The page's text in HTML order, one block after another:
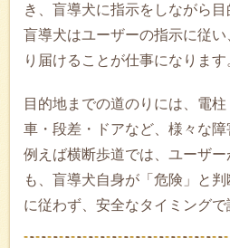
き、盲導犬に指示をしながら目
盲導犬はユーザーの指示に従
り届けることが仕事になります
目的地までの道のりには、電
車・段差・ドアなど、様々な障
例えば横断歩道では、ユーザ
も、盲導犬自身が「危険」と
に従わず、安全なタイミングで